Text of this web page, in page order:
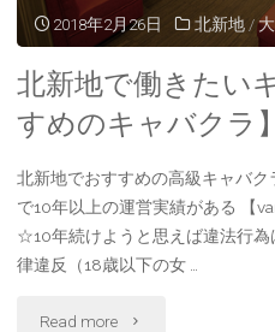
ラ】"
バ
ラ
特
徴
2018年2月26日 北新地 /
北新地で働きたい
すめのキャバクラ】
北新地でおすすめの高級キャバ
で10年以上の運営実績がある 【
☆10年続けようと思えば違法行
律違反（18歳以下の女 …
Read more "北